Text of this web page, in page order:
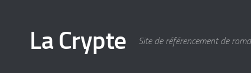
La Crypte Site de référencement de